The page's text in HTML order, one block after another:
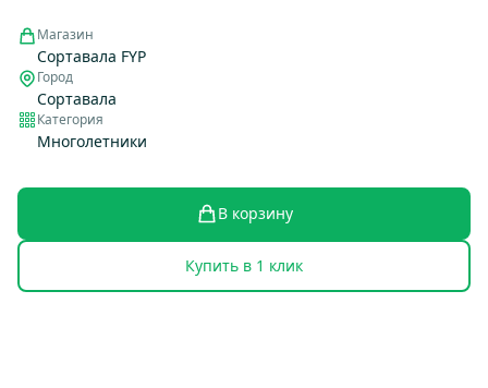
Магазин
Сортавала FYP
Город
Сортавала
Категория
Многолетники
В корзину
Купить в 1 клик